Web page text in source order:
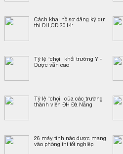
Cách khai hồ sơ đăng ký dự
thi ĐH,CĐ 2014:
Tỷ lệ “chọi” khối trường Y -
Dược vẫn cao
Tỷ lệ “chọi” của các trường
thành viên ĐH Đà Nẵng
26 máy tính nào được mang
vào phòng thi tốt nghiệp